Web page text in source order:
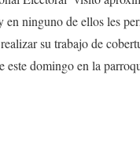
en ninguno de ellos les
su trabajo de
este domingo en la